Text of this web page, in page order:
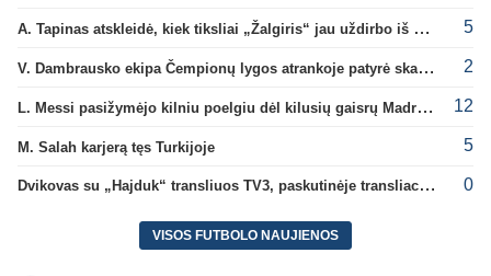
A. Tapinas atskleidė, kiek tiksliai „Žalgiris“ jau uždirbo iš UEFA premijų 5
V. Dambrausko ekipa Čempionų lygos atrankoje patyrė skaudžią nesėkmę 2
L. Messi pasižymėjo kilniu poelgiu dėl kilusių gaisrų Madride 12
M. Salah karjerą tęs Turkijoje 5
Dvikovas su „Hajduk“ transliuos TV3, paskutinėje transliacijoje – nauji rekordai 0
VISOS FUTBOLO NAUJIENOS